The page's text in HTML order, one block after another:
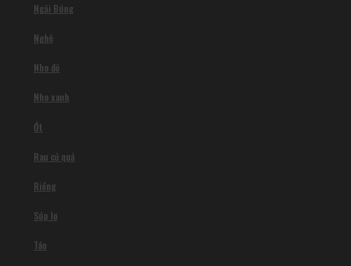
Ngải Búng
Nghệ
Nho đỏ
Nho xanh
Ớt
Rau củ quả
Riềng
Súp lơ
Táo